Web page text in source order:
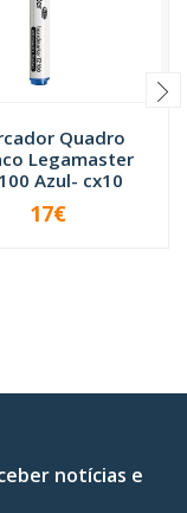
Quadro
Legamaster
Azul- cx10
+
17€
notícias e